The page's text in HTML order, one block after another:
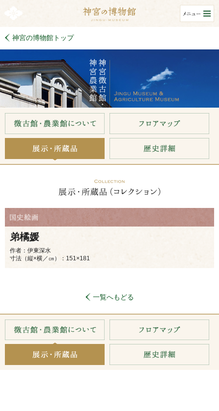
神宮の博物館トップ
弟橘媛
作者：伊東深水
寸法（縦×横／㎝）：151×181
一覧へもどる